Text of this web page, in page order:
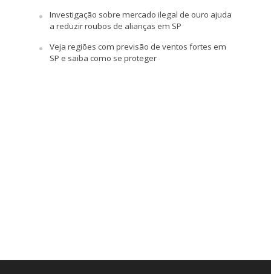
Investigação sobre mercado ilegal de ouro ajuda
a reduzir roubos de alianças em SP
Veja regiões com previsão de ventos fortes em
SP e saiba como se proteger